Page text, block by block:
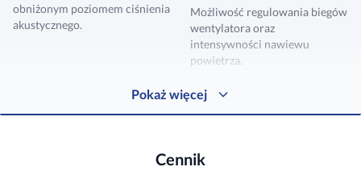
obniżonym poziomem ciśnienia
akustycznego.
Możliwość regulowania biegów
wentylatora oraz
intensywności nawiewu
powietrza.
Możliwość usuwania wilgoci z
Pokaż więcej
Cennik